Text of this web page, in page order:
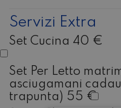
Servizi Extra
Set Cucina 40 €
Set Per Letto
asciugamani
trapunta) 55 €